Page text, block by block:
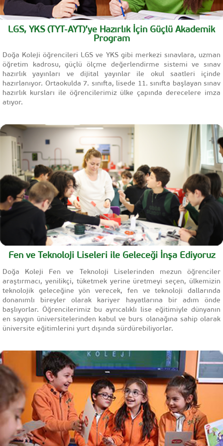
LGS, YKS (TYT-AYT)’ye Hazırlık İçin Güçlü Akademik
Program
Doğa Koleji öğrencileri LGS ve YKS gibi merkezi sınavlara, uzman
öğretim kadrosu, güçlü ölçme değerlendirme sistemi ve sınav
hazırlık yayınları ve dijital yayınlar ile okul saatleri içinde
hazırlanıyor. Ortaokulda 7. sınıfta, lisede 11. sınıfta başlayan sınav
hazırlık kursları ile öğrencilerimiz ülke çapında derecelere imza
atıyor.
Fen ve Teknoloji Liseleri ile Geleceği İnşa Ediyoruz
Doğa Koleji Fen ve Teknoloji Liselerinden mezun öğrenciler
araştırmacı, yenilikçi, tüketmek yerine üretmeyi seçen, ülkemizin
teknolojik geleceğine yön verecek, fen ve teknoloji dallarında
donanımlı bireyler olarak kariyer hayatlarına bir adım önde
başlıyorlar. Öğrencilerimiz bu ayrıcalıklı lise eğitimiyle dünyanın
en saygın üniversitelerinden kabul ve burs olanağına sahip olarak
üniversite eğitimlerini yurt dışında sürdürebiliyorlar.